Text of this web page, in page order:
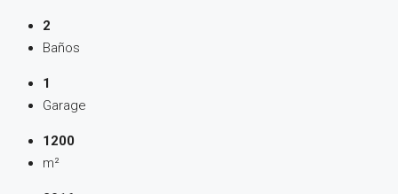
2
Baños
1
Garage
1200
m²